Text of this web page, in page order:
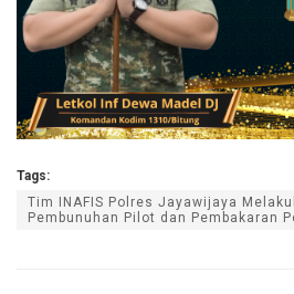
Tags:
Tim INAFIS Polres Jayawijaya
Pembunuhan Pilot dan Pembakaran